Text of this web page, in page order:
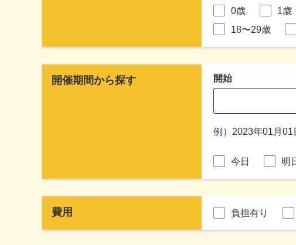
0歳
1歳
18〜29歳
開催期間から探す 開始
例）2023年01月01
今日 明
費用 負担有り